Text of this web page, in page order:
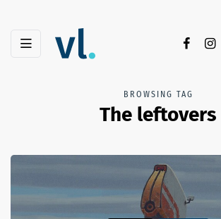
BROWSING TAG
The leftovers